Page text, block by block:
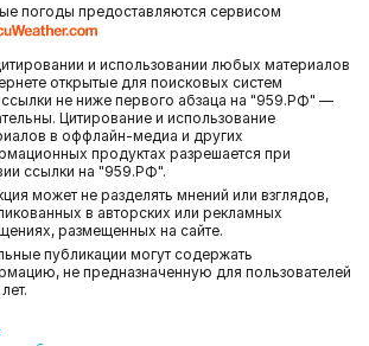
погоды предоставляются сервисом
и использовании любых материалов
открытые для поисковых систем
не ниже первого абзаца на "959.РФ" —
Цитирование и использование
в оффлайн-медиа и других
продуктах разрешается при
ссылки на "959.РФ".
может не разделять мнений или взглядов,
в авторских или рекламных
размещенных на сайте.
публикации могут содержать
не предназначенную для пользователей